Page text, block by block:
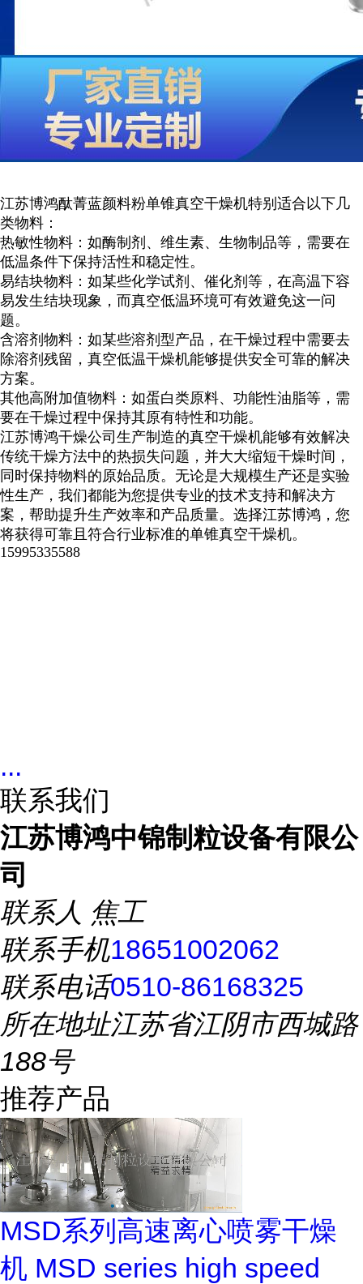
江苏博鸿酞菁蓝颜料粉单锥真空干燥机特别适合以下几
类物料：
热敏性物料：如酶制剂、维生素、生物制品等，需要在
低温条件下保持活性和稳定性。
易结块物料：如某些化学试剂、催化剂等，在高温下容
易发生结块现象，而真空低温环境可有效避免这一问
题。
含溶剂物料：如某些溶剂型产品，在干燥过程中需要去
除溶剂残留，真空低温干燥机能够提供安全可靠的解决
方案。
其他高附加值物料：如蛋白类原料、功能性油脂等，需
要在干燥过程中保持其原有特性和功能。
江苏博鸿干燥公司生产制造的真空干燥机能够有效解决
传统干燥方法中的热损失问题，并大大缩短干燥时间，
同时保持物料的原始品质。无论是大规模生产还是实验
性生产，我们都能为您提供专业的技术支持和解决方
案，帮助提升生产效率和产品质量。选择江苏博鸿，您
将获得可靠且符合行业标准的单锥真空干燥机。
15995335588
...
联系我们
江苏博鸿中锦制粒设备有限公
司
联系人 焦工
联系手机18651002062
联系电话0510-86168325
所在地址江苏省江阴市西城路
188号
推荐产品
MSD系列高速离心喷雾干燥
机 MSD series high speed